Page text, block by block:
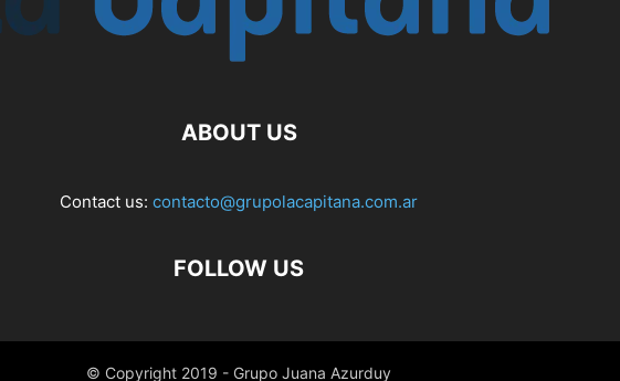
ABOUT US
Contact us: contacto@grupolacapitana.com.ar
FOLLOW US
© Copyright 2019 - Grupo Juana Azurduy